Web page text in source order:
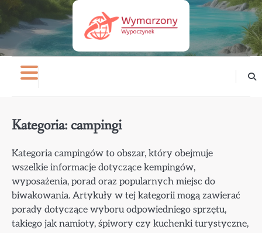
content
Kategoria:campingi
Kategoria campingów to obszar, który obejmuje
wszelkie informacje dotyczące kempingów,
wyposażenia, porad oraz popularnych miejsc do
biwakowania. Artykuły w tej kategorii mogą zawierać
porady dotyczące wyboru odpowiedniego sprzętu,
takiego jak namioty, śpiwory czy kuchenki turystyczne,